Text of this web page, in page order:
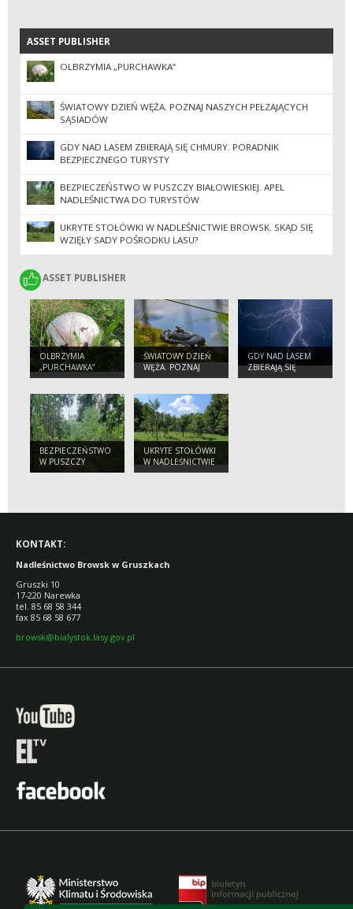
ASSET PUBLISHER
ASSET PUBLISHER
OLBRZYMIA „PURCHAWKA”
ŚWIATOWY DZIEŃ WĘŻA. POZNAJ NASZYCH PEŁZAJĄCYCH
SĄSIADÓW
GDY NAD LASEM ZBIERAJĄ SIĘ CHMURY. PORADNIK
BEZPIECZNEGO TURYSTY
BEZPIECZEŃSTWO W PUSZCZY BIAŁOWIESKIEJ. APEL
NADLEŚNICTWA DO TURYSTÓW
UKRYTE STOŁÓWKI W NADLEŚNICTWIE BROWSK. SKĄD SIĘ
WZIĘŁY SADY POŚRODKU LASU?
ASSET PUBLISHER
ASSET PUBLISHER
OLBRZYMIA
„PURCHAWKA”
ŚWIATOWY DZIEŃ
WĘŻA. POZNAJ
NASZYCH
SĄSIADÓW
GDY NAD LASEM
ZBIERAJĄ SIĘ
CHMURY.
BEZPIECZEŃSTWO
W PUSZCZY
BIAŁOWIESKIEJ.
UKRYTE STOŁÓWKI
W NADLEŚNICTWIE
BROWSK. SKĄD SIĘ
KONTAKT:
Nadleśnictwo Browsk w Gruszkach
Gruszki 10
17-220 Narewka
tel. 85 68 58 344
fax 85 68 58 677
browsk@bialystok.lasy.gov.pl